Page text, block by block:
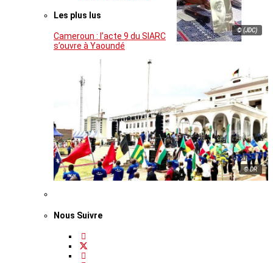
© (JDC)
Les plus lus
Cameroun : l’acte 9 du SIARC
s’ouvre à Yaoundé
© DR
Nous Suivre